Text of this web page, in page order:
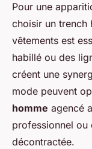
Pour une
choisir un trench
vêtements est
habillé ou des
créent une
mode peuvent
homme agencé
professionnel ou
décontractée.